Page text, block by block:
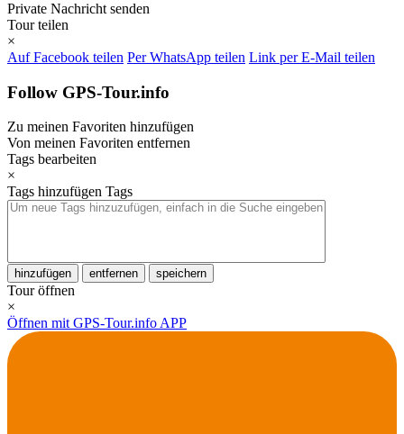
Private Nachricht senden
Tour teilen
×
Auf Facebook teilen Per WhatsApp teilen Link per E-Mail teilen
Follow GPS-Tour.info
Zu meinen Favoriten hinzufügen
Von meinen Favoriten entfernen
Tags bearbeiten
×
Tags hinzufügen Tags
hinzufügen entfernen speichern
Tour öffnen
×
Öffnen mit GPS-Tour.info APP